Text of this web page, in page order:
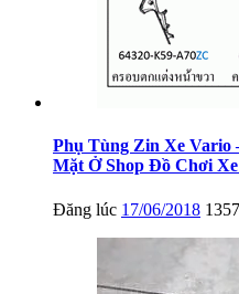
Phụ Tùng Zin Xe Vario
Mặt Ở Shop Đồ Chơi
Đăng lúc 17/06/2018